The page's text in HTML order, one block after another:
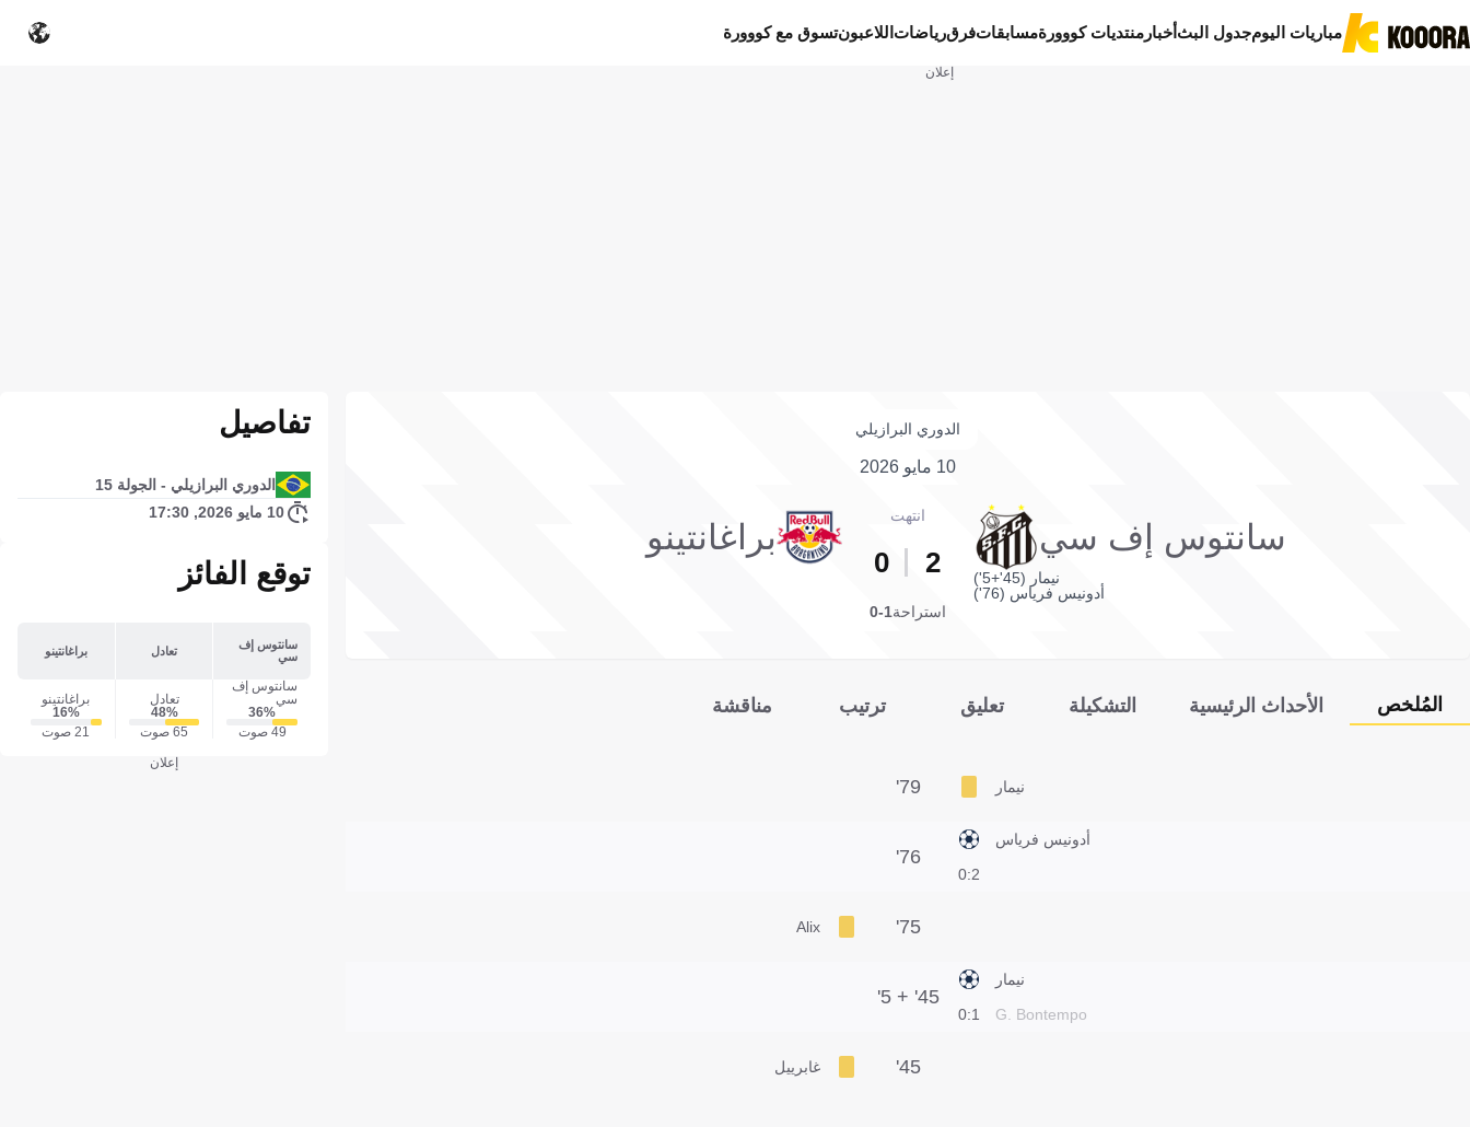
مباريات اليومجدول البثأخبار منتديات كووورةمسابقاتفرقرياضات اللاعبونتسوق مع كووورة
إعلان
الدوري البرازيلي
10 مايو 2026
سانتوس إف سي
نيمار (45'+5')
أدونيس فرياس (76')
انتهت
2
0
براغانتينو
استراحة1-0
المُلخص الأحداث الرئيسية التشكيلة تعليق ترتيب مناقشة
نيمار 79'
2:0
أدونيس فرياس
76'
Alix 75'
1:0
نيمار
G. Bontempo
45' + 5'
غابرييل 45'
تفاصيل
الدوري البرازيلي - الجولة 15
10 مايو 2026, 17:30
توقع الفائز
سانتوس إف
سي
تعادل براغانتينو
سانتوس إف
سي
36‎%‎
49 صوت
تعادل
48‎%‎
65 صوت
براغانتينو
16‎%‎
21 صوت
إعلان